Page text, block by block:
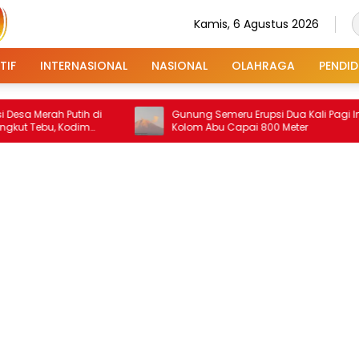
Kamis, 6 Agustus 2026
INTERNASIONAL NASIONAL OLAHRAGA
Putih di
Kodim
Gunung Semeru Erupsi Dua Kali Pagi Ini,
Kolom Abu Capai 800 Meter